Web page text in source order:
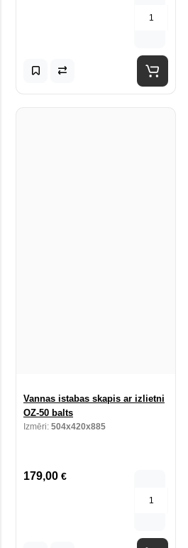
Vannas istabas skapis ar izlietni
OZ-50 balts
Izmēri: 504x420x885
179,00 €